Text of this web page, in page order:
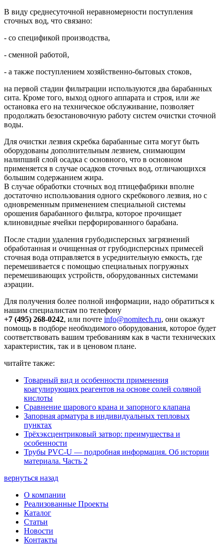
В виду среднесуточной неравномерности поступления
сточных вод, что связано:
- со спецификой производства,
- сменной работой,
- а также поступлением хозяйственно-бытовых стоков,
на первой стадии фильтрации используются два барабанных
сита. Кроме того, выход одного аппарата и строя, или же
остановка его на техническое обслуживание, позволяет
продолжать безостановочную работу систем очистки сточной
воды.
Для очистки лезвия скребка барабанные сита могут быть
оборудованы дополнительным лезвием, снимающим
налипший слой осадка с основного, что в основном
применяется в случае осадков сточных вод, отличающихся
большим содержанием жира.
В случае обработки сточных вод птицефабрики вполне
достаточно использования одного скребкового лезвия, но с
одновременным применением специальной системы
орошения барабанного фильтра, которое прочищает
клиновидные ячейки перфорированного барабана.
После стадии удаления грубодисперсных загрязнений
обработанная и очищенная от грубодисперсных примесей
сточная вода отправляется в усреднительную емкость, где
перемешивается с помощью специальных погружных
перемешивающих устройств, оборудованных системами
аэрации.
Для получения более полной информации, надо обратиться к
нашим специалистам по телефону
+7 (495) 268-0242, или почте info@nomitech.ru, они окажут
помощь в подборе необходимого оборудования, которое будет
соответствовать вашим требованиям как в части технических
характеристик, так и в ценовом плане.
читайте также:
Товарный вид и особенности применения
коагулирующих реагентов на основе солей соляной
кислоты
Сравнение шарового крана и запорного клапана
Запорная арматура в индивидуальных тепловых
пунктах
Трёхэксцентриковый затвор: преимущества и
особенности
Трубы PVC-U — подробная информация. Об истории
материала. Часть 2
вернуться назад
О компании
Реализованные Проекты
Каталог
Статьи
Новости
Контакты